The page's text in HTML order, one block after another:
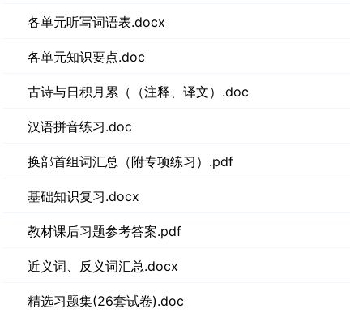
各单元听写词语表.docx
各单元知识要点.doc
古诗与日积月累（（注释、译文）.doc
汉语拼音练习.doc
换部首组词汇总（附专项练习）.pdf
基础知识复习.docx
教材课后习题参考答案.pdf
近义词、反义词汇总.docx
精选习题集(26套试卷).doc